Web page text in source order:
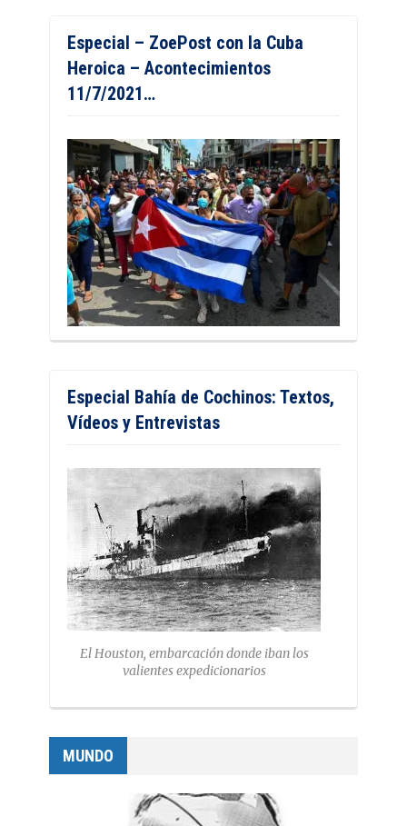
Especial – ZoePost con la Cuba
Heroica – Acontecimientos
11/7/2021…
Especial Bahía de Cochinos: Textos,
Vídeos y Entrevistas
El Houston, embarcación donde iban los
valientes expedicionarios
MUNDO